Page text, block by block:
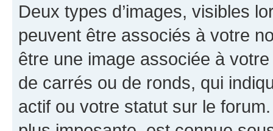
Deux types d’images, visibles
peuvent être associés à votre
être une image associée à
de carrés ou de ronds, qui
actif ou votre statut sur le